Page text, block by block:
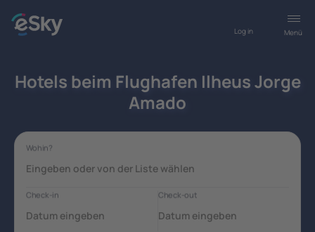
Menü
Log in
Hotels beim Flughafen Ilheus Jorge
Amado